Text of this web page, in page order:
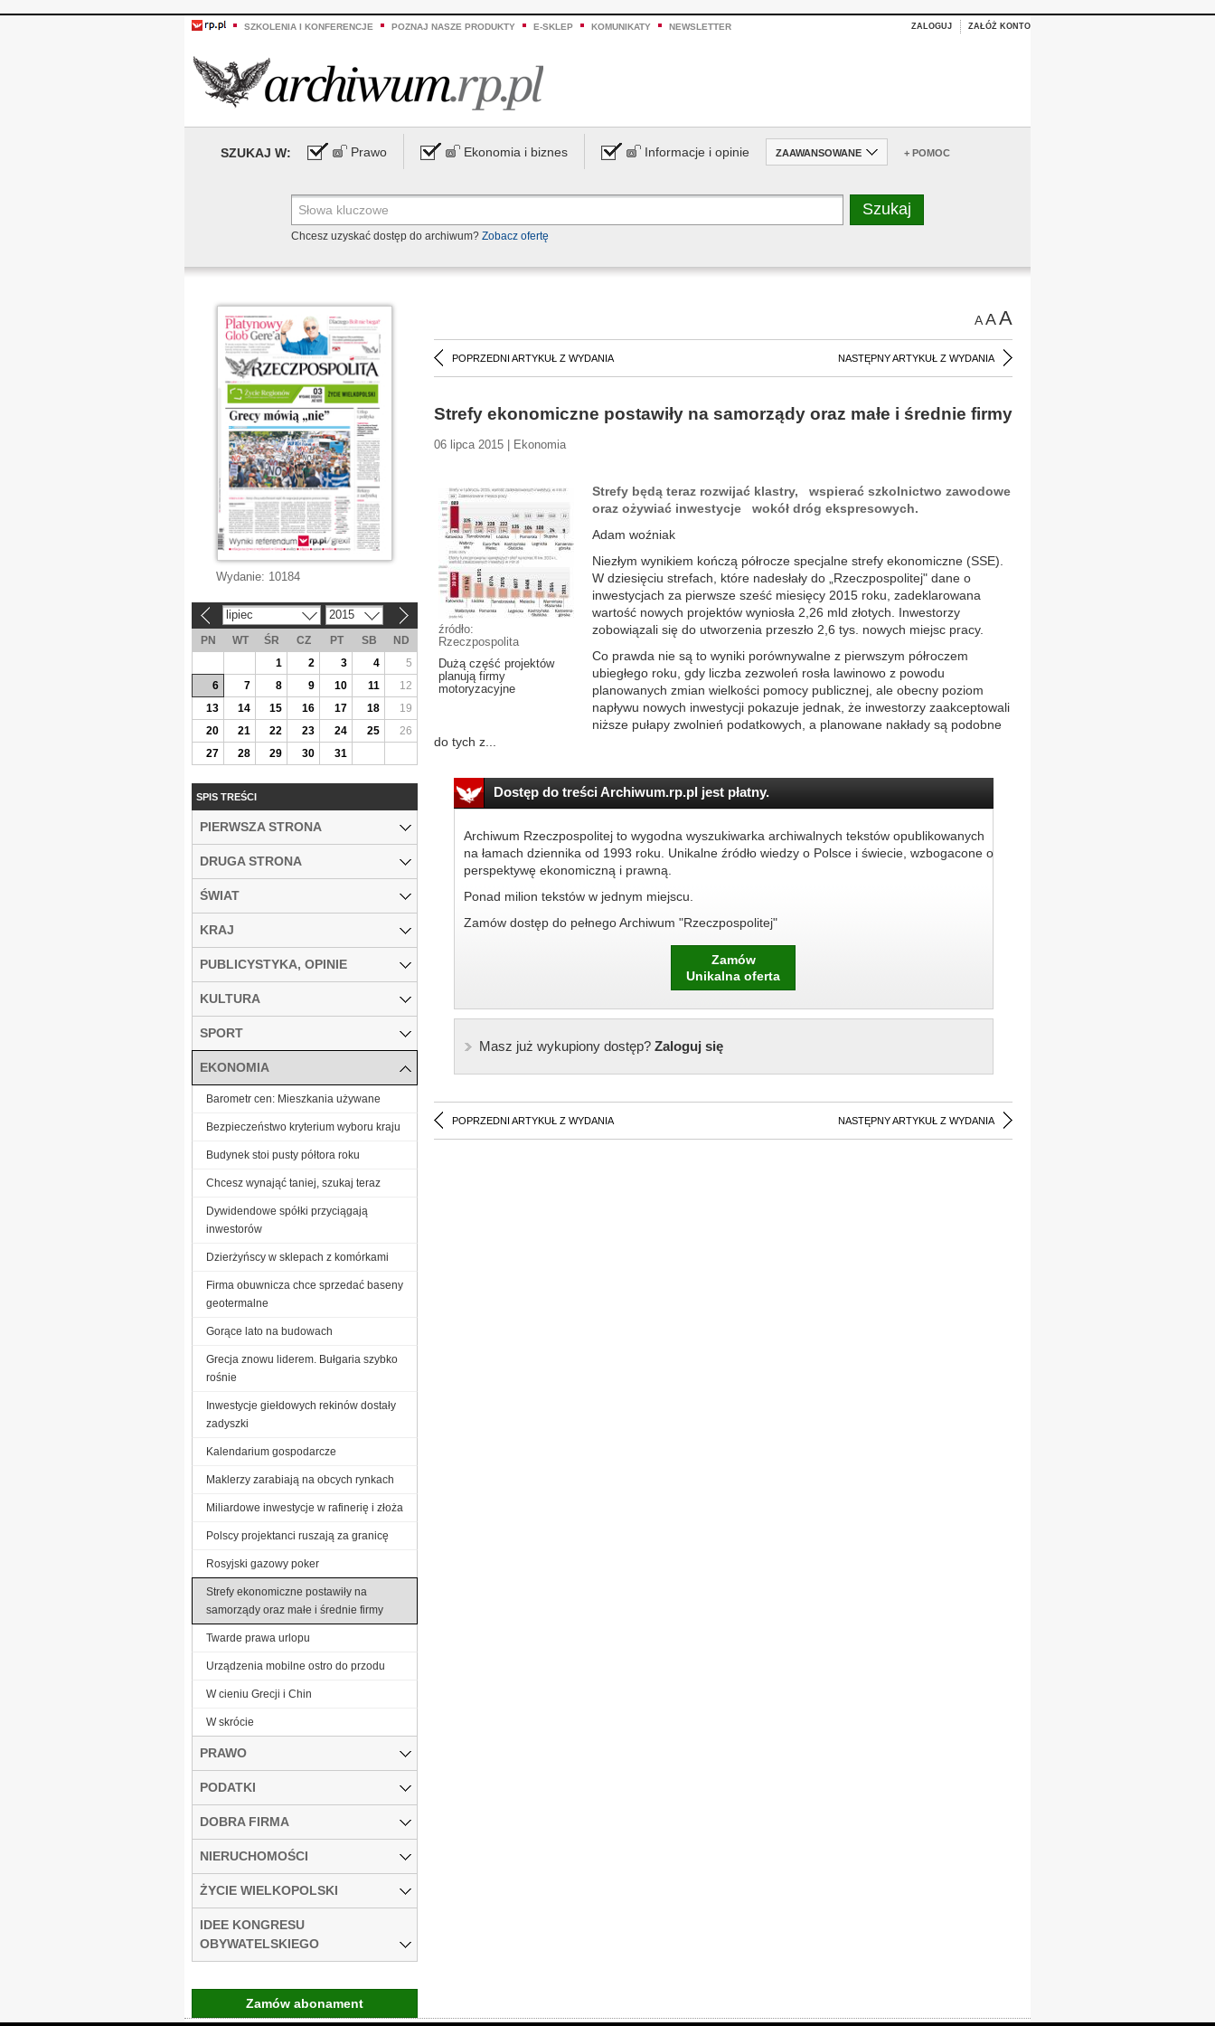
SZKOLENIA I KONFERENCJE POZNAJ NASZE PRODUKTY E-SKLEP KOMUNIKATY NEWSLETTER ZALOGUJ ZAŁÓŻ KONTO
SZUKAJ W: Prawo Ekonomia i biznes Informacje i opinie ZAAWANSOWANE + POMOC
Chcesz uzyskać dostęp do archiwum? Zobacz ofertę
AAA
POPRZEDNI ARTYKUŁ Z WYDANIA NASTĘPNY ARTYKUŁ Z WYDANIA
Strefy ekonomiczne postawiły na samorządy oraz małe i średnie firmy
06 lipca 2015 | Ekonomia
źródło:
Rzeczpospolita
Dużą część projektów
planują firmy
motoryzacyjne
Strefy będą teraz rozwijać klastry, wspierać szkolnictwo zawodowe
oraz ożywiać inwestycje wokół dróg ekspresowych.
Adam woźniak
Niezłym wynikiem kończą półrocze specjalne strefy ekonomiczne (SSE).
W dziesięciu strefach, które nadesłały do „Rzeczpospolitej" dane o
inwestycjach za pierwsze sześć miesięcy 2015 roku, zadeklarowana
wartość nowych projektów wyniosła 2,26 mld złotych. Inwestorzy
zobowiązali się do utworzenia przeszło 2,6 tys. nowych miejsc pracy.
Co prawda nie są to wyniki porównywalne z pierwszym półroczem
ubiegłego roku, gdy liczba zezwoleń rosła lawinowo z powodu
planowanych zmian wielkości pomocy publicznej, ale obecny poziom
napływu nowych inwestycji pokazuje jednak, że inwestorzy zaakceptowali
niższe pułapy zwolnień podatkowych, a planowane nakłady są podobne
do tych z...
Dostęp do treści Archiwum.rp.pl jest płatny.
Archiwum Rzeczpospolitej to wygodna wyszukiwarka archiwalnych tekstów opublikowanych
na łamach dziennika od 1993 roku. Unikalne źródło wiedzy o Polsce i świecie, wzbogacone o
perspektywę ekonomiczną i prawną.
Ponad milion tekstów w jednym miejscu.
Zamów dostęp do pełnego Archiwum "Rzeczpospolitej"
Zamów
Unikalna oferta
Masz już wykupiony dostęp?Zaloguj się
POPRZEDNI ARTYKUŁ Z WYDANIA NASTĘPNY ARTYKUŁ Z WYDANIA
Wydanie: 10184
lipiec 2015
PN WT ŚR CZ PT SB
ND
1
2 3 4
5
6
7 8 9 10 11
12
13
14 15 16 17 18
19
20
21 22 23 24 25
26
27
28 29 30 31
SPIS TREŚCI
PIERWSZA STRONA
DRUGA STRONA
ŚWIAT
KRAJ
PUBLICYSTYKA, OPINIE
KULTURA
SPORT
EKONOMIA
Barometr cen: Mieszkania używane
Bezpieczeństwo kryterium wyboru kraju
Budynek stoi pusty półtora roku
Chcesz wynająć taniej, szukaj teraz
Dywidendowe spółki przyciągają
inwestorów
Dzierżyńscy w sklepach z komórkami
Firma obuwnicza chce sprzedać baseny
geotermalne
Gorące lato na budowach
Grecja znowu liderem. Bułgaria szybko
rośnie
Inwestycje giełdowych rekinów dostały
zadyszki
Kalendarium gospodarcze
Maklerzy zarabiają na obcych rynkach
Miliardowe inwestycje w rafinerię i złoża
Polscy projektanci ruszają za granicę
Rosyjski gazowy poker
Strefy ekonomiczne postawiły na
samorządy oraz małe i średnie firmy
Twarde prawa urlopu
Urządzenia mobilne ostro do przodu
W cieniu Grecji i Chin
W skrócie
PRAWO
PODATKI
DOBRA FIRMA
NIERUCHOMOŚCI
ŻYCIE WIELKOPOLSKI
IDEE KONGRESU
OBYWATELSKIEGO
Zamów abonament